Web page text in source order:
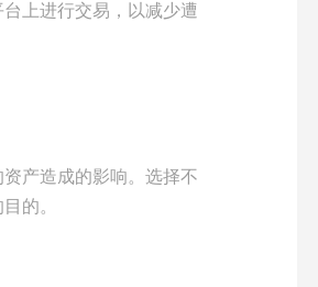
上进行交易，以减少遭
产造成的影响。选择不
的。